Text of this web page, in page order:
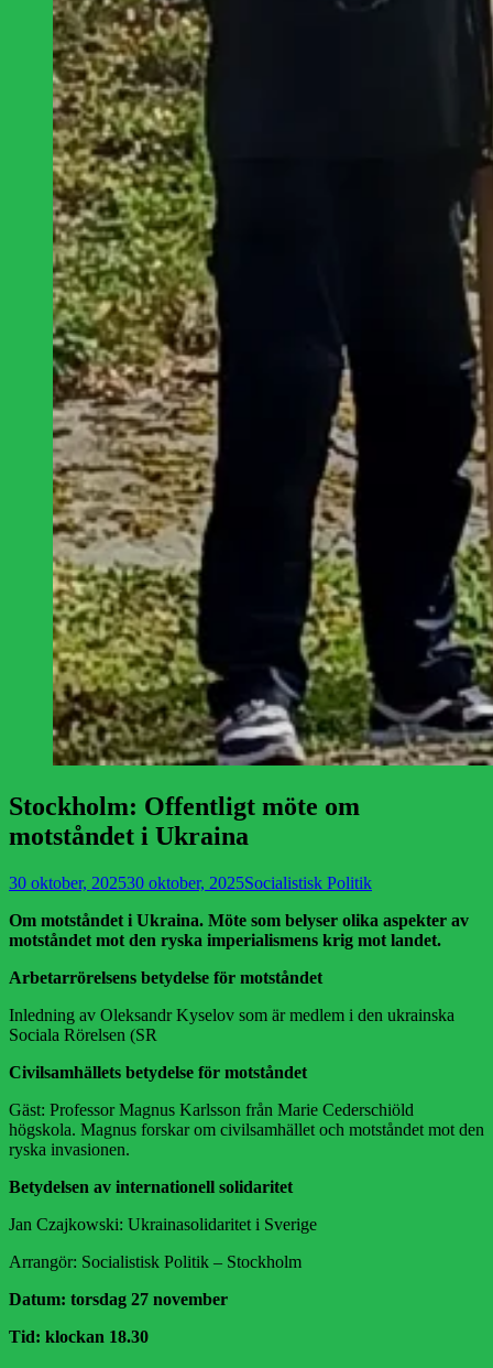
Stockholm: Offentligt möte om
motståndet i Ukraina
Publicerad
30 oktober, 202530 oktober, 2025Författare
Socialistisk Politik
Om motståndet i Ukraina. Möte som belyser olika aspekter av
motståndet mot den ryska imperialismens krig mot landet.
Arbetarrörelsens betydelse för motståndet
Inledning av Oleksandr Kyselov som är medlem i den ukrainska
Sociala Rörelsen (SR
Civilsamhällets betydelse för motståndet
Gäst: Professor Magnus Karlsson från Marie Cederschiöld
högskola. Magnus forskar om civilsamhället och motståndet mot den
ryska invasionen.
Betydelsen av internationell solidaritet
Jan Czajkowski: Ukrainasolidaritet i Sverige
Arrangör: Socialistisk Politik – Stockholm
Datum: torsdag 27 november
Tid: klockan 18.30